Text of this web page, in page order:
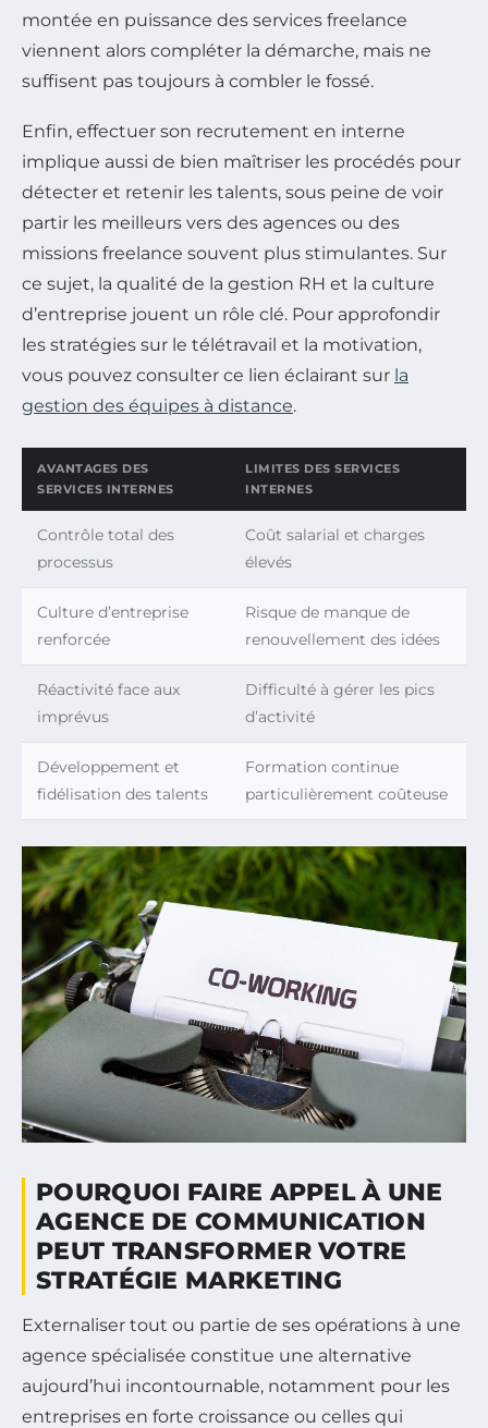
montée en puissance des services freelance
viennent alors compléter la démarche, mais ne
suffisent pas toujours à combler le fossé.
Enfin, effectuer son recrutement en interne
implique aussi de bien maîtriser les procédés pour
détecter et retenir les talents, sous peine de voir
partir les meilleurs vers des agences ou des
missions freelance souvent plus stimulantes. Sur
ce sujet, la qualité de la gestion RH et la culture
d’entreprise jouent un rôle clé. Pour approfondir
les stratégies sur le télétravail et la motivation,
vous pouvez consulter ce lien éclairant sur la
gestion des équipes à distance.
AVANTAGES DES
SERVICES INTERNES
LIMITES DES SERVICES
INTERNES
Contrôle total des
processus
Coût salarial et charges
élevés
Culture d’entreprise
renforcée
Risque de manque de
renouvellement des idées
Réactivité face aux
imprévus
Difficulté à gérer les pics
d’activité
Développement et
fidélisation des talents
Formation continue
particulièrement coûteuse
POURQUOI FAIRE APPEL À UNE
AGENCE DE COMMUNICATION
PEUT TRANSFORMER VOTRE
STRATÉGIE MARKETING
Externaliser tout ou partie de ses opérations à une
agence spécialisée constitue une alternative
aujourd’hui incontournable, notamment pour les
entreprises en forte croissance ou celles qui